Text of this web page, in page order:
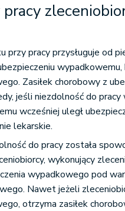
przy pracy przysługuje od
Zasiłek chorobowy z
jeśli niezdolność do
wcześniej uległ
lekarskie.
do pracy została
wykonujący
wypadkowego pod
Nawet jeżeli
otrzyma zasiłek